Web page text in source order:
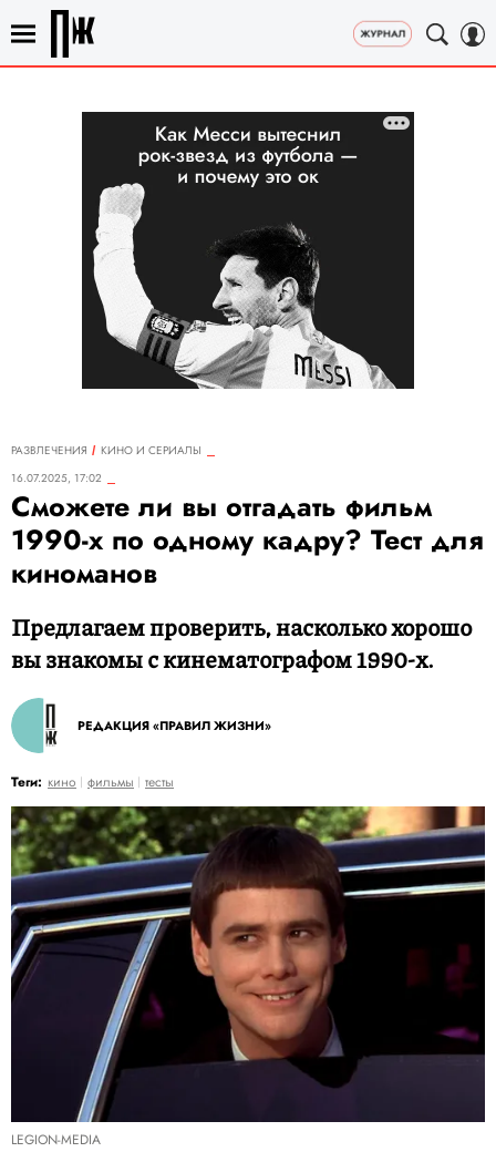
РАЗВЛЕЧЕНИЯ
КИНО И СЕРИАЛЫ
16.07.2025, 17:02
Сможете ли вы отгадать фильм
1990-х по одному кадру? Тест для
киноманов
Предлагаем проверить, насколько хорошо
вы знакомы с кинематографом 1990-х.
РЕДАКЦИЯ «ПРАВИЛ ЖИЗНИ»
Теги: кино фильмы тесты
LEGION-MEDIA